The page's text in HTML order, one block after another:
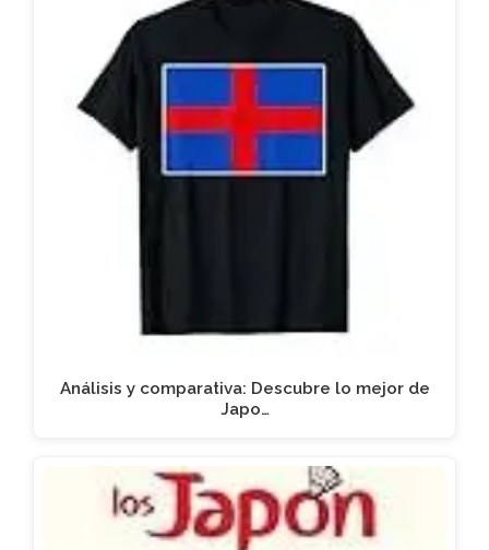
Análisis y comparativa: Descubre lo mejor de
Japo…